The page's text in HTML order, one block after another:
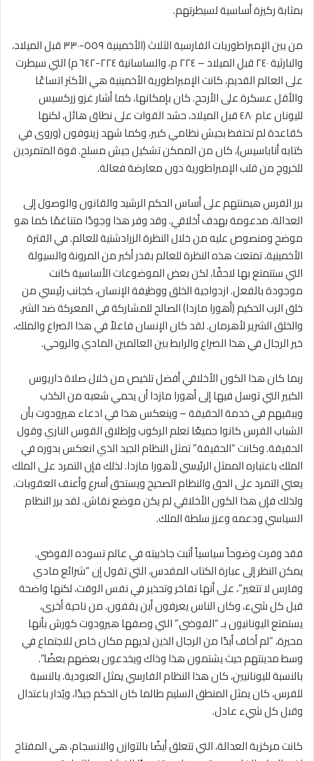
بمثابة ركيزة أساسية لسيطرتهم.
من بين الإمبراطوريات الفارسية الثلاث (الأخمينية ٥٥٩-٣٣٠ قبل الميلاد،
والبارثية ٢٤٠ قبل الميلاد – ٢٢٤ م، والساسانية ٢٢٤-٦٤٢ م) التي سيطرت
على العالم القديم، كانت الإمبراطورية الأخمينية هي الأكثر اتساعًا
والأقل عسكرة على الأرجح. كان بإمكانها، كما أشار غزو زركسيس
لليونان عام ٤٨٠ قبل الميلاد، حشد القوات على نطاق هائل، لكنها
كقاعدة لم تحتفظ بجيش نظامي كبير، وكما شهد زينوفون (وروى في
كتابه أناباسيس)، كان من الممكن تشكيل جيش مسلح. قوة المتمردين
للخروج من قلب الإمبراطورية دون معارضة فعالة.
برر الفرس هيمنتهم على أساس الحكم الرشيد والقانون والوصول إلى
العدالة، مدعومة بهدف أخلاقي. وقد وفر هذا وجودًا متناغمًا كما هو
موضح ومنصوص عليه من خلال النظرة الزرادشتية للعالم. في الفترة
الأخمينية، تمتعت هذه النظرة للعالم بقدر أكبر من المرونة والسيولة
التي ستتمتع بها لاحقًا، لكن بعض الموضوعات الأساسية كانت
موجودة بالفعل. ازدواجية الخلق ووظيفة الإنسان، كجانب رئيسي من
خلق الرب الحكيم (أهورا مازدا) الصالح للمشاركة في المعركة ضد الشر،
والخلق الشرير لأهرمان. لقد كان الإنسان فاعلاً في هذا الصراع والملك،
خير الرجال في هذا الصراع والرابط بين العالمين المادي والروحي.
ربما كان هذا الكون الأخلاقي أفضل تلخيص من خلال صلاة داريوس
الكبير التي توسل فيها إلى أهورا مازدا أن يحمي شعبه من الكذب
ويبقيهم في خدمة الحقيقة – وينعكس هذا في ادعاء هيرودوت بأن
الشباب الفرس كانوا جميعًا تعلم الركوب وإطلاق القوس الناري وقول
الحقيقة. وكانت “الحقيقة” تمثل النظام الجيد الذي انعكس بدوره في
الملك باعتباره الممثل الرئيسي لأهورا مازدا. لذلك فإن التمرد على الملك
يعني التمرد على الحق والنظام الصحيح ويستحق أسرع وأعنف العقوبات.
ولذلك فإن هذا الكون الأخلاقي لم يكن موضع نقاش. لقد برر النظام
السياسي ودعمه وعزز سلطة الملك.
فقد وفرت وضوحاً سياسياً أثبت جاذبيته في عالم تسوده الفوضى.
يمكن النظر إلى عبارة الكتاب المقدس، التي تقول إن “شرائع مادي
وفارس لا تتغير”، على أنها تفاخر وتحذير في نفس الوقت، لكنها واضحة
قبل كل شيء، وكان الناس يعرفون أين يقفون. من ناحية أخرى،
يستمتع اليونانيون بـ “الفوضى” التي وصفها هيرودوت كورش بأنها
محيرة، “لم أخاف أبدًا من الرجال الذين لديهم مكان خاص للاجتماع في
وسط مدينتهم حيث يشتمون هذا وذاك ويخدعون بعضهم بعضًا”.
بالنسبة لليونانيين، كان هذا النظام الفارسي يمثل العبودية. بالنسبة
للفرس، كان يمثل المنطق السليم طالما كان الحكم جيدًا، ويُدار باعتدال
وقبل كل شيء عادل.
كانت مركزية العدالة، التي تتعلق أيضًا بالتوازن والانسجام، هي المفتاح